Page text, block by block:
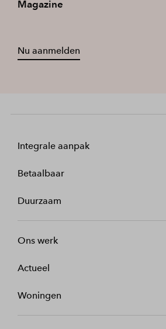
Magazine
Nu aanmelden
Integrale aanpak
Betaalbaar
Duurzaam
Ons werk
Actueel
Woningen